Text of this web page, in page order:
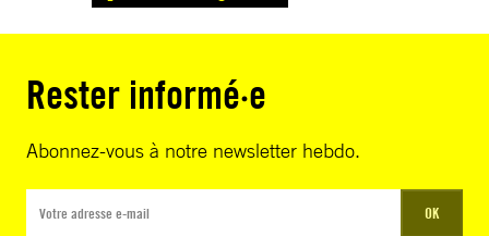
Rester informé·e
Abonnez-vous à notre newsletter hebdo.
OK